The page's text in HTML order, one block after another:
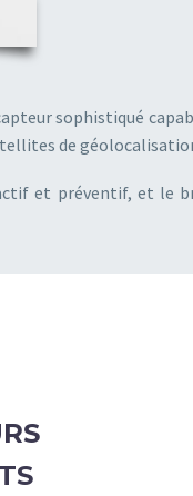
sophistiqué
de
et préventif, et le